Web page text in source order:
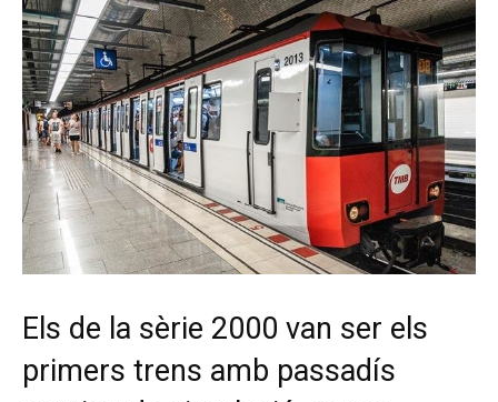
Els de la sèrie 2000 van ser els
primers trens amb passadís